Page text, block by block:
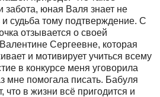
юная Валя знает не
судьба тому подтверждение. С
отзывается о своей
Сергеевне, которая
и мотивирует учиться всему
в конкурсе меня уговорила
мне помогала писать. Бабуля
что в жизни всё пригодится и